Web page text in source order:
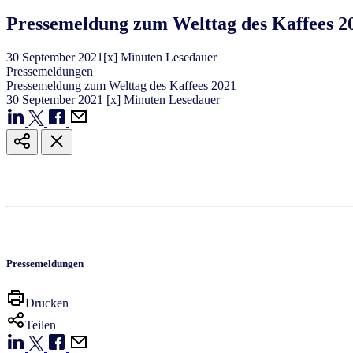
Pressemeldung zum Welttag des Kaffees
30 September 2021 [x] Minuten Lesedauer
Pressemeldungen
Pressemeldung zum Welttag des Kaffees 2021
30 September 2021 [x] Minuten Lesedauer
Pressemeldungen
Drucken
Teilen